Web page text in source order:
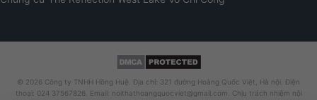
© 2026 Công ty TNHH Hồng Huệ. Địa chỉ: 321 đường Hoàng Quốc Việt, Hà nội. Điện
thoại: 024 37567826. Email: noithathoangquocviet@gmail.com. Chịu trách nhiệm nội